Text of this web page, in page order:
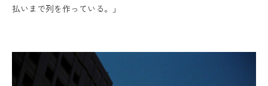
払いまで列を作っている。」